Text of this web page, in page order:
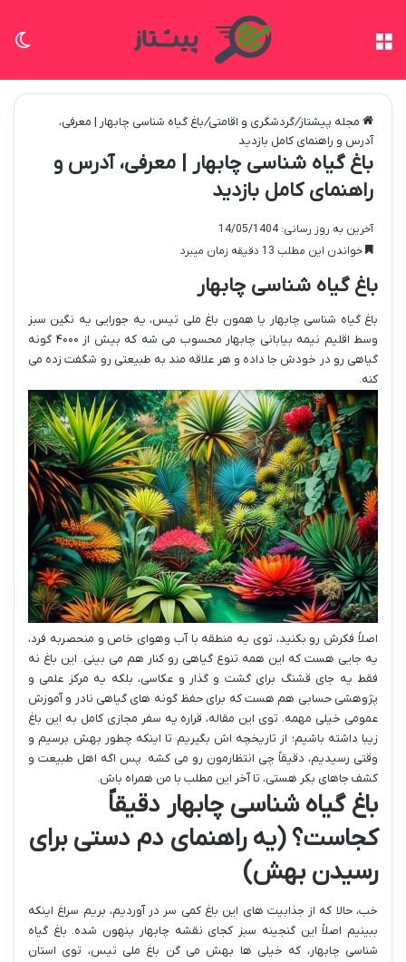
مجله پیشتاز/گردشگری و اقامتی/باغ گیاه شناسی چابهار | معرفی،
آدرس و راهنمای کامل بازدید
باغ گیاه شناسی چابهار | معرفی، آدرس و
راهنمای کامل بازدید
آخرین به روز رسانی: 14/05/1404
خواندن این مطلب 13 دقیقه زمان میبرد
باغ گیاه شناسی چابهار
باغ گیاه شناسی چابهار یا همون باغ ملی تیس، یه جورایی یه نگین سبز
وسط اقلیم نیمه بیابانی چابهار محسوب می شه که بیش از ۴۰۰۰ گونه
گیاهی رو در خودش جا داده و هر علاقه مند به طبیعتی رو شگفت زده می
کنه.
اصلاً فکرش رو بکنید، توی یه منطقه با آب وهوای خاص و منحصربه فرد،
یه جایی هست که این همه تنوع گیاهی رو کنار هم می بینی. این باغ نه
فقط یه جای قشنگ برای گشت و گذار و عکاسی، بلکه یه مرکز علمی و
پژوهشی حسابی هم هست که برای حفظ گونه های گیاهی نادر و آموزش
عمومی خیلی مهمه. توی این مقاله، قراره یه سفر مجازی کامل به این باغ
زیبا داشته باشیم؛ از تاریخچه اش بگیریم تا اینکه چطور بهش برسیم و
وقتی رسیدیم، دقیقاً چی انتظارمون رو می کشه. پس اگه اهل طبیعت و
کشف جاهای بکر هستی، تا آخر این مطلب با من همراه باش.
باغ گیاه شناسی چابهار دقیقاً
کجاست؟ (یه راهنمای دم دستی برای
رسیدن بهش)
خب، حالا که از جذابیت های این باغ کمی سر در آوردیم، بریم سراغ اینکه
ببینیم اصلاً این گنجینه سبز کجای نقشه چابهار پنهون شده. باغ گیاه
شناسی چابهار، که خیلی ها بهش می گن باغ ملی تیس، توی استان